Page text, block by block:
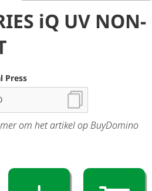
iQ UV NON-
Press
om het artikel op BuyDomino